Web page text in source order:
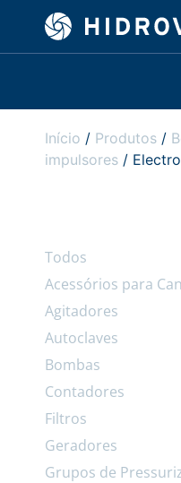
Início / Produtos /
impulsores /
Todos
Acessórios para
Agitadores
Autoclaves
Bombas
Contadores
Filtros
Geradores
Grupos de